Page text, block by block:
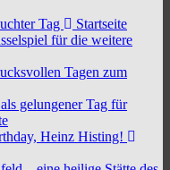
Tag
Startseite
für die weitere
Tagen zum
gelungener Tag für
Heinz Histing!